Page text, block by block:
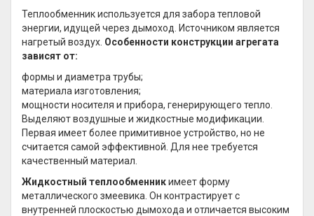
Теплообменник используется для забора тепловой
энергии, идущей через дымоход. Источником является
нагретый воздух. Особенности конструкции агрегата
зависят от:
формы и диаметра трубы;
материала изготовления;
мощности носителя и прибора, генерирующего тепло.
Выделяют воздушные и жидкостные модификации.
Первая имеет более примитивное устройство, но не
считается самой эффективной. Для нее требуется
качественный материал.
Жидкостный теплообменникимеет форму
металлического змеевика. Он контрастирует с
внутренней плоскостью дымохода и отличается высоким